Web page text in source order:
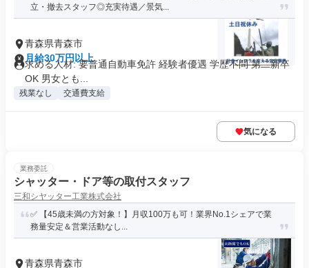
立・撤去スタッフ◎充実待遇／景気...
青森県青森市
月給30万円以上
求める人材: 要普通自動車免許 経験者優遇 学歴不問 第二新卒
OK 男女とも...
残業なし 交通費支給
気になる
業務委託
シャッター・ドア等の取付スタッフ
三和シヤッター工業株式会社
✅ 【45歳未満の方対象！】月収100万も可！業界No.1シェアで業
務量安定＆営業活動なし...
青森県青森市